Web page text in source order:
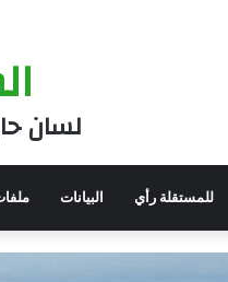
لسان
للمستقلة رأي البيانات